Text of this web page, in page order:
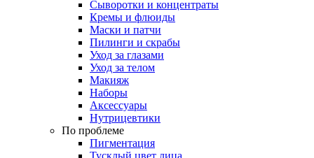
Сыворотки и концентраты
Кремы и флюиды
Маски и патчи
Пилинги и скрабы
Уход за глазами
Уход за телом
Макияж
Наборы
Аксессуары
Нутрицевтики
По проблеме
Пигментация
Тусклый цвет лица